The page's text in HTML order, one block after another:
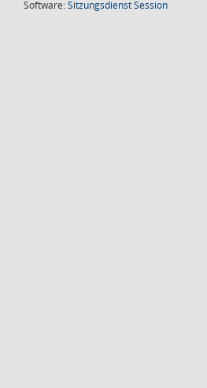
Software:SitzungsdienstSession(Wird in